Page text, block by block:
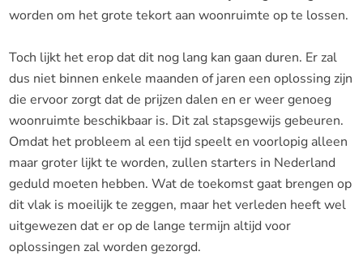
worden om het grote tekort aan woonruimte op te lossen.
Toch lijkt het erop dat dit nog lang kan gaan duren. Er zal
dus niet binnen enkele maanden of jaren een oplossing zijn
die ervoor zorgt dat de prijzen dalen en er weer genoeg
woonruimte beschikbaar is. Dit zal stapsgewijs gebeuren.
Omdat het probleem al een tijd speelt en voorlopig alleen
maar groter lijkt te worden, zullen starters in Nederland
geduld moeten hebben. Wat de toekomst gaat brengen op
dit vlak is moeilijk te zeggen, maar het verleden heeft wel
uitgewezen dat er op de lange termijn altijd voor
oplossingen zal worden gezorgd.